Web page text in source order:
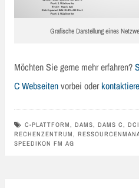
Grafische Darstellung eines
Möchten Sie gerne mehr erfahren?
C Webseitenvorbei oder
C-PLATTFORM, DAMS, DAMS C,
RECHENZENTRUM,
SPEEDIKON FM AG